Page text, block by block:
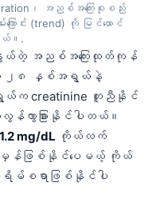
၊ အညစ်အကြေးစုစည်း
ောင်း (trend) ကို မြင်ယောင်
ယ်။.
နွယ်တဲ့ အညစ်အကြေးထုတ်ကုန်
က် ၂၈ နှစ်အရွယ်နဲ့
က creatinine တူညီနိုင်
လွန်ကွာခြားနိုင်ပါတယ်။
mg/dL ကိုယ်လက်
ပုံမှန်ဖြစ်နိုင်ပေမယ့် ကိုယ်
စိုးရိမ်စရာဖြစ်နိုင်ပါ